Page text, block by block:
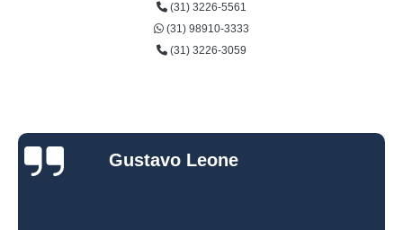
(31) 3226-5561
(31) 98910-3333
(31) 3226-3059
Gustavo Leone